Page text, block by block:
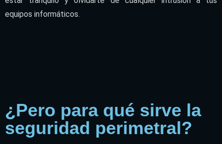
equipos informáticos.
¿Pero para qué sirve la
seguridad perimetral?